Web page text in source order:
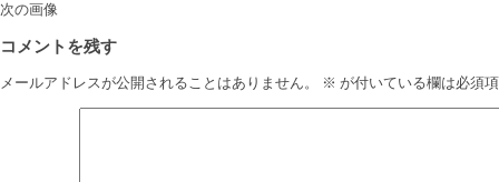
次の画像
コメントを残す
メールアドレスが公開されることはありません。 ※ が付いている欄は必須